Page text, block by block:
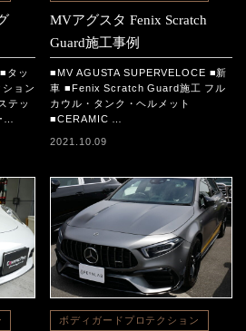
タッ
ョン
テッ
…
MVアグスタ Fenix Scratch
Guard施工事例
■MV AGUSTA SUPERVELOCE ■新
車 ■Fenix Scratch Guard施工 フル
カウル・タンク・ヘルメット
■CERAMIC …
2021.10.09
ボディガードプロテクション